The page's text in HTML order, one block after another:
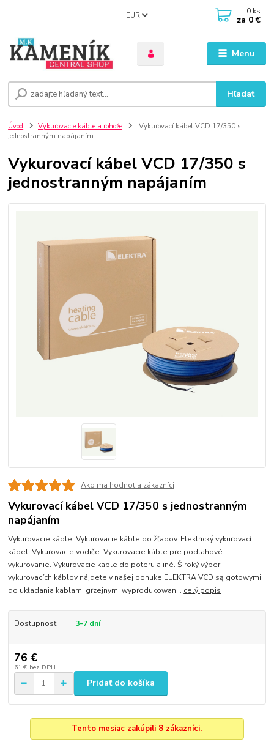
Menu
EUR
Hľadať
0 ks
za 0 €
Úvod Vykurovacie káble a rohože
Vykurovací kábel VCD 17/350 s
jednostranným napájaním
Vykurovací kábel VCD 17/350 s
jednostranným napájaním
Ako ma hodnotia zákazníci
Vykurovací kábel VCD 17/350 s jednostranným
napájaním
Vykurovacie káble. Vykurovacie káble do žľabov. Elektrický vykurovací
kábel. Vykurovacie vodiče. Vykurovacie káble pre podlahové
vykurovanie. Vykurovacie kable do poteru a iné. Široký výber
vykurovacích káblov nájdete v našej ponuke.ELEKTRA VCD są gotowymi
do układania kablami grzejnymi wyprodukowan... celý popis
Dostupnosť 3-7 dní
76 €
61 € bez DPH
Pridať do košíka
Tento mesiac zakúpili 8 zákazníci.